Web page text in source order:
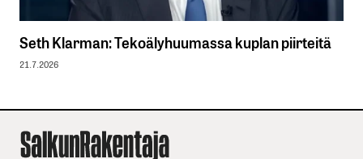
Seth Klarman: Tekoälyhuumassa kuplan piirteitä
21.7.2026